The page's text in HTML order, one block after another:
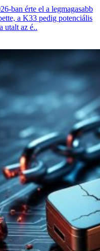
ban érte el a legmagasabb
a K33 pedig potenciális
utalt az é..